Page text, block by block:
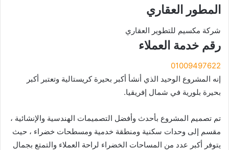
المطور العقاري
شركة مكسيم للتطوير العقاري
رقم خدمة العملاء
01009497622
إنه المشروع الوحيد الذي أنشأ أكبر بحيرة كريستالية وتعتبر أكبر
بحيرة بلورية في شمال إفريقيا.
تم تصميم المشروع بأحدث وأفضل التصميمات الهندسية والإنشائية ،
مقسم إلى وحدات سكنية ومنطقة خدمية ومسطحات خضراء ، حيث
يتوفر أكبر عدد من المساحات الخضراء لراحة العملاء والتمتع بجمال